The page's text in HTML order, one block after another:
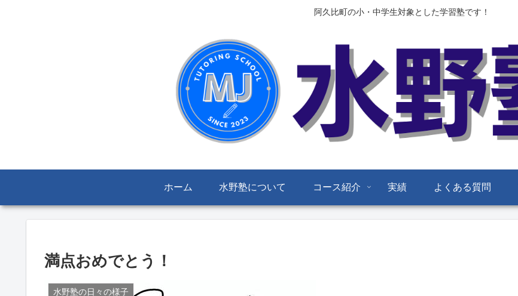
阿久比町の小・中学生対象とした学習塾です！
ホーム 水野塾について コース紹介 実績 よくある質問
満点おめでとう！
水野塾の日々の様子